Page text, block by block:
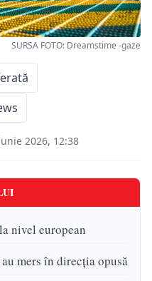
SURSA FOTO: Dreamstime -gaze
2026, 12:38
nivel european
mers în direcția opusă